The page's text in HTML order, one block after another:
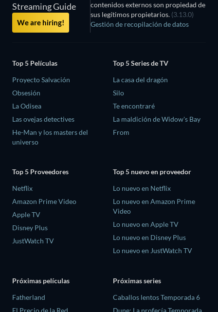
Streaming Guide
We are hiring!
contenidos externos son propiedad de
sus legítimos propietarios. (3.13.0)
Gestión de recopilación de datos
Top 5 Películas
Proyecto Salvación
Obsesión
La Odisea
Las ovejas detectives
He-Man y los masters del
universo
Top 5 Series de TV
La casa del dragón
Silo
Te encontraré
La maldición de Widow's Bay
From
Top 5 Proveedores
Netflix
Amazon Prime Video
Apple TV
Disney Plus
JustWatch TV
Top 5 nuevo en proveedor
Lo nuevo en Netflix
Lo nuevo en Amazon Prime
Video
Lo nuevo en Apple TV
Lo nuevo en Disney Plus
Lo nuevo en JustWatch TV
Próximas películas
Fatherland
El Precio de la Red
Próximas series
Caballos lentos Temporada 6
Dune: La profecía Temporada